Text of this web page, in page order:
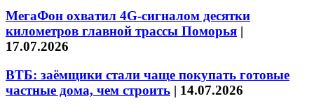
МегаФон охватил 4G-сигналом десятки
километров главной трассы Поморья |
17.07.2026
ВТБ: заёмщики стали чаще покупать готовые
частные дома, чем строить | 14.07.2026